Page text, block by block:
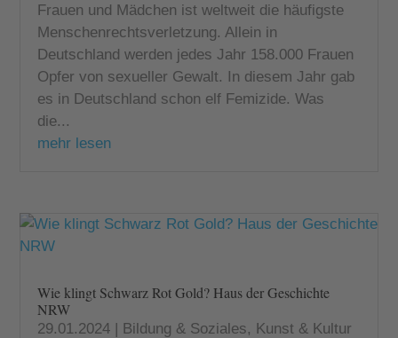
Frauen und Mädchen ist weltweit die häufigste
Menschenrechtsverletzung. Allein in
Deutschland werden jedes Jahr 158.000 Frauen
Opfer von sexueller Gewalt. In diesem Jahr gab
es in Deutschland schon elf Femizide. Was
die...
mehr lesen
Wie klingt Schwarz Rot Gold? Haus der Geschichte
NRW
29.01.2024 | Bildung & Soziales, Kunst & Kultur